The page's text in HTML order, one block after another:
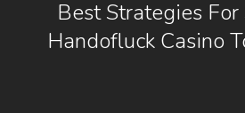
Best Strategies For
Handofluck Casino